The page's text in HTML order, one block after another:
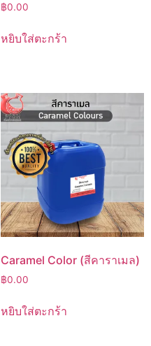
฿0.00
หยิบใส่ตะกร้า
Caramel Color (สีคาราเมล)
฿0.00
หยิบใส่ตะกร้า